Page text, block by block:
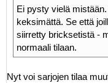
Ei pysty vielä
keksimättä. Se että
siirretty bricksetistä -
normaali tilaan.
Nyt voi sarjojen tilaa